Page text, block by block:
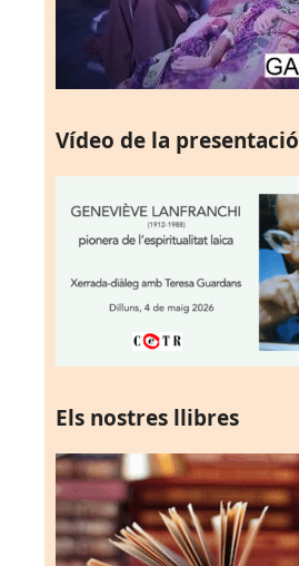
Vídeo de la presentació
Els nostres llibres